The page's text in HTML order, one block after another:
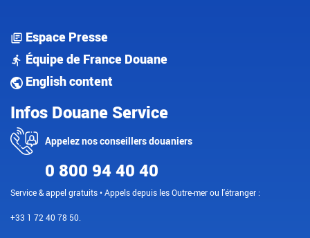
Espace Presse
Équipe de France Douane
English content
Infos Douane Service
Appelez nos conseillers douaniers
0 800 94 40 40
Service & appel gratuits • Appels depuis les Outre-mer ou l'étranger :
+33 1 72 40 78 50.